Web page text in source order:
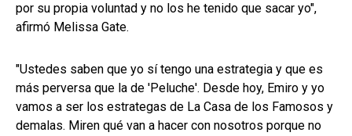
por su propia voluntad y no los he tenido que sacar yo",
afirmó Melissa Gate.
"Ustedes saben que yo sí tengo una estrategia y que es
más perversa que la de 'Peluche'. Desde hoy, Emiro y yo
vamos a ser los estrategas de La Casa de los Famosos y
demalas. Miren qué van a hacer con nosotros porque no